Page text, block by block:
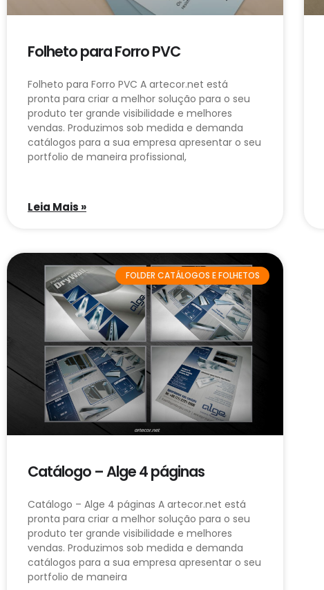
Folheto para Forro PVC
Folheto para Forro PVC A artecor.net está
pronta para criar a melhor solução para o seu
produto ter grande visibilidade e melhores
vendas. Produzimos sob medida e demanda
catálogos para a sua empresa apresentar o seu
portfolio de maneira profissional,
Leia Mais »
FOLDER CATÁLOGOS E FOLHETOS
Catálogo – Alge 4 páginas
Catálogo – Alge 4 páginas A artecor.net está
pronta para criar a melhor solução para o seu
produto ter grande visibilidade e melhores
vendas. Produzimos sob medida e demanda
catálogos para a sua empresa apresentar o seu
portfolio de maneira